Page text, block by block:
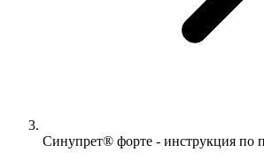
Синупрет® форте - инструкция по